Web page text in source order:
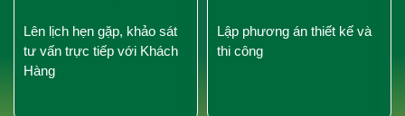
Lên lịch hẹn gặp, khảo sát
tư vấn trực tiếp với Khách
Hàng
Lập phương án thiết kế và
thi công